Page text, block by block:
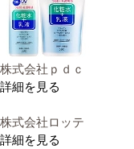
株式会社ｐｄｃ
詳細を見る
株式会社ロッテ
詳細を見る